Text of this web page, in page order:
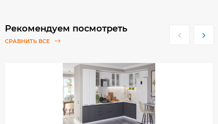
Рекомендуем посмотреть
СРАВНИТЬ ВСЕ